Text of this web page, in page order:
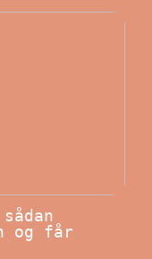
og får